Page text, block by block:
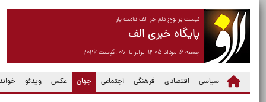
نیست بر لوح دلم جز الف قامت یار
پایگاه خبری الف
جمعه ۱۶ مرداد ۱۴۰۵ برابر با ۰۷ آگوست ۲۰۲۶
سیاسی اقتصادی فرهنگی اجتماعی جهان
(current) عکس ویدئو